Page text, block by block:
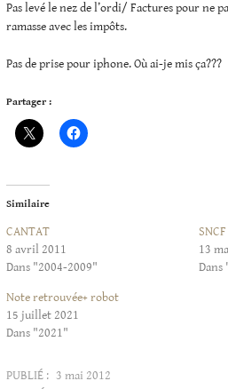
Pas levé le nez de l’ordi/ Factures pour ne
ramasse avec les impôts.
Pas de prise pour iphone. Où ai-je mis ça???
Partager :
Similaire
CANTAT
8 avril 2011
Dans "2004-2009"
SNCF
13
Dans
Note retrouvée+ robot
15 juillet 2021
Dans "2021"
PUBLIÉ : 3 mai 2012